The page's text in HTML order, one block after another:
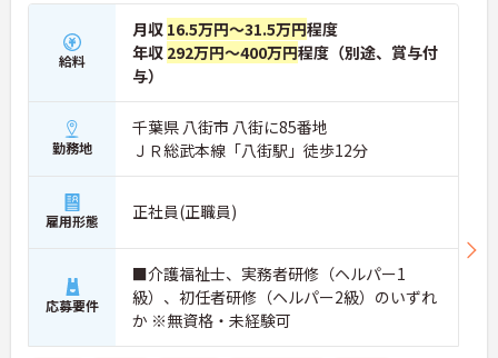
給料
月収 16.5万円～31.5万円程度
年収 292万円～400万円程度（別途、賞与付
与）
勤務地
千葉県 八街市 八街に85番地
ＪＲ総武本線「八街駅」徒歩12分
雇用形態 正社員(正職員)
応募要件
■介護福祉士、実務者研修（ヘルパー1
級）、初任者研修（ヘルパー2級）のいずれ
か ※無資格・未経験可